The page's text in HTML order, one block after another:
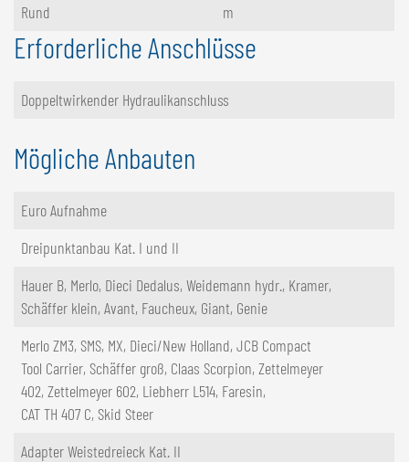
Rund
m
Erforderliche Anschlüsse
Doppeltwirkender Hydraulikanschluss
Mögliche Anbauten
Euro Aufnahme
Dreipunktanbau Kat. I und II
Hauer B, Merlo, Dieci Dedalus, Weidemann hydr., Kramer,
Schäffer klein, Avant, Faucheux, Giant, Genie
Merlo ZM3, SMS, MX, Dieci/New Holland, JCB Compact
Tool Carrier, Schäffer groß, Claas Scorpion, Zettelmeyer
402, Zettelmeyer 602, Liebherr L514, Faresin,
CAT TH 407 C, Skid Steer
Adapter Weistedreieck Kat. II